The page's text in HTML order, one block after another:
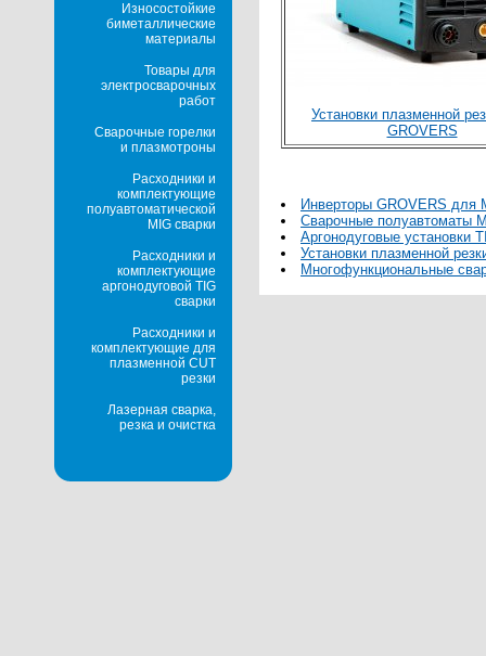
Установки плазменной
GROVERS
Инверторы GROVERS для
Сварочные полуавтоматы
Аргонодуговые установки
Установки плазменной
Многофункциональные
Износостойкие
биметаллические
материалы
Товары для
электросварочных
работ
Сварочные горелки
и плазмотроны
Расходники и
комплектующие
полуавтоматической
MIG сварки
Расходники и
комплектующие
аргонодуговой TIG
сварки
Расходники и
комплектующие для
плазменной CUT
резки
Лазерная сварка,
резка и очистка